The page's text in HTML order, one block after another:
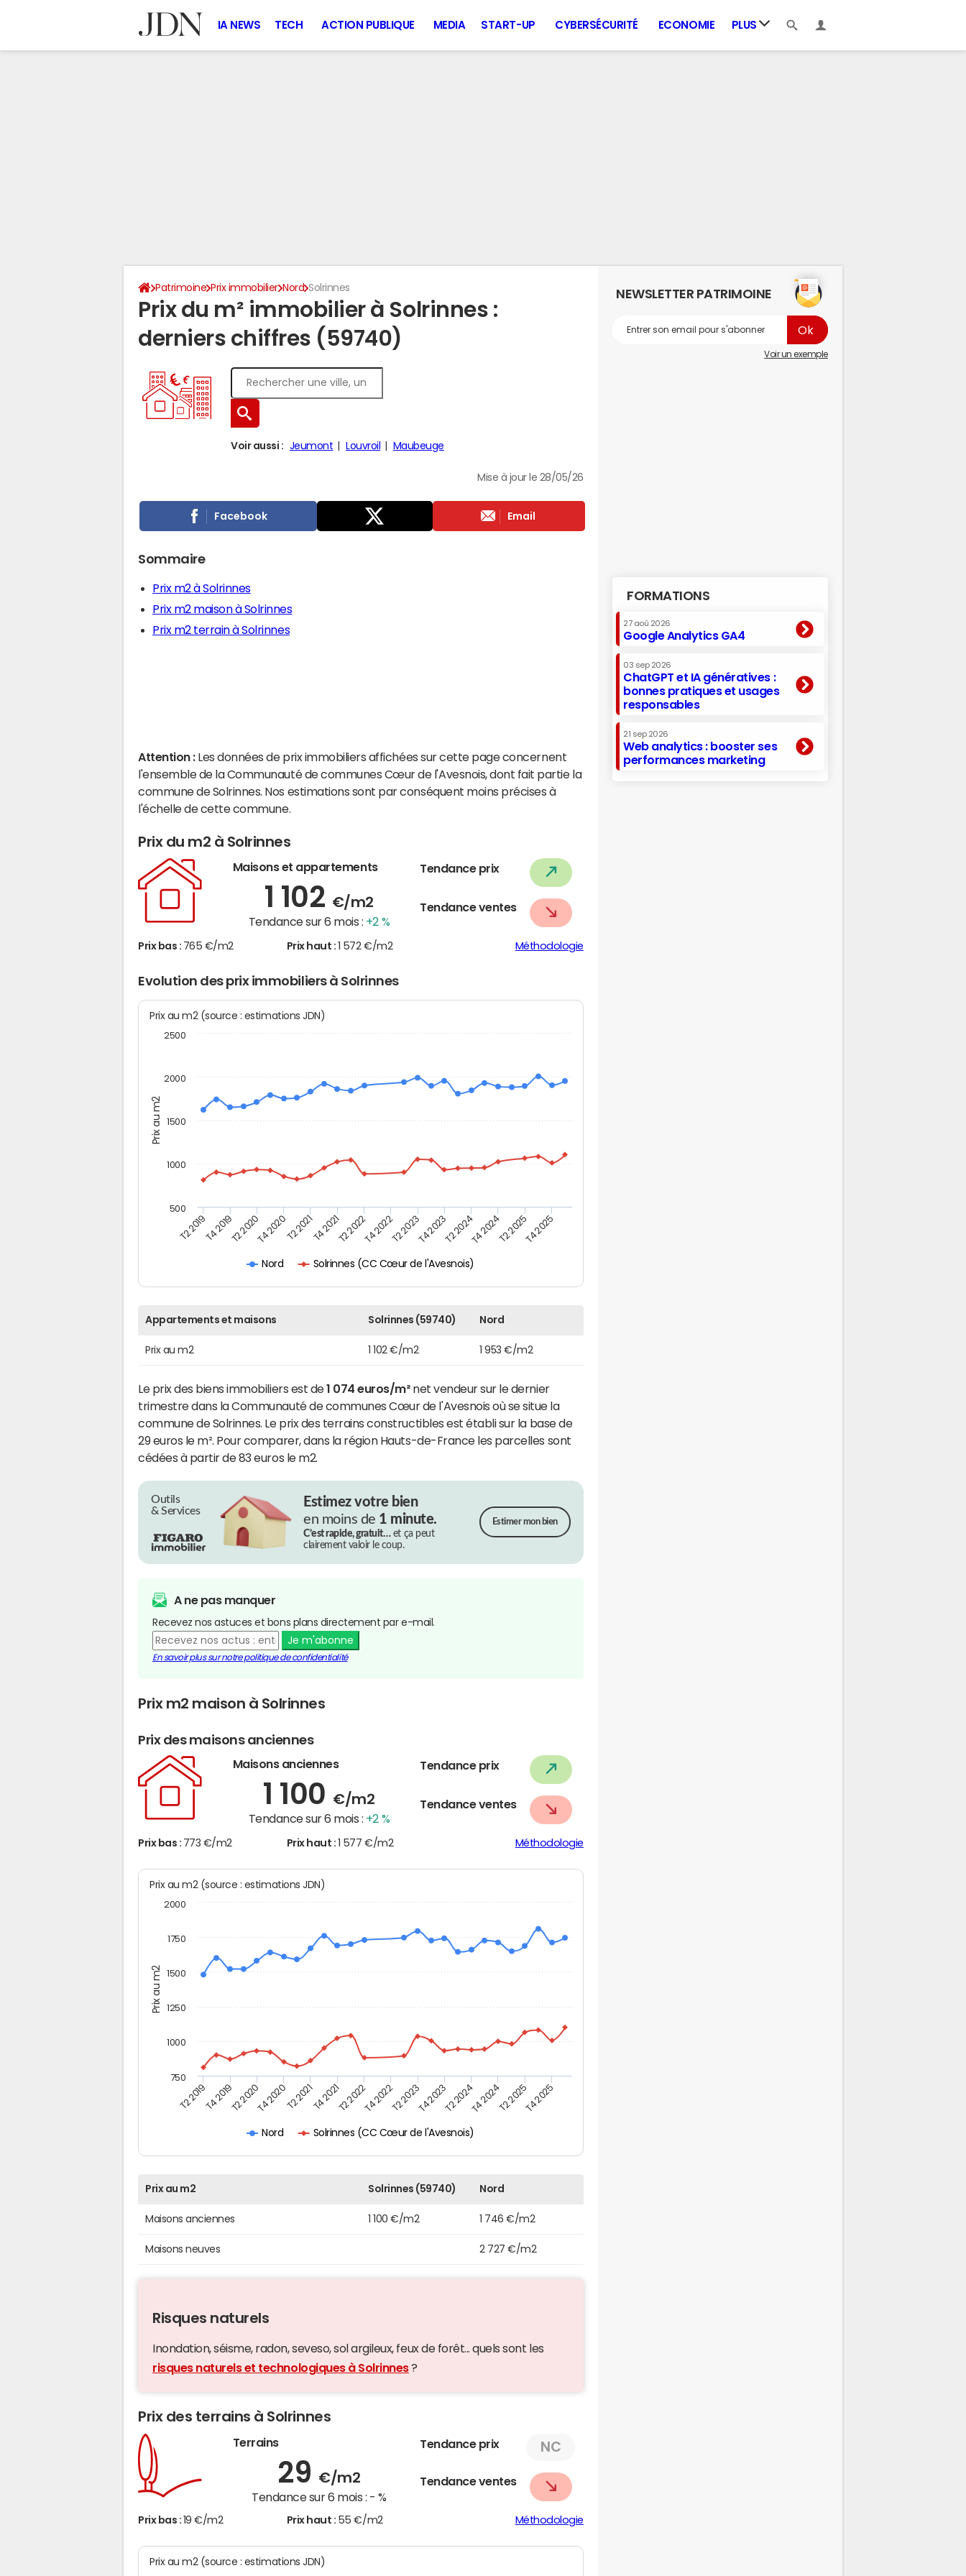
IA NEWS TECH ACTION PUBLIQUE MEDIA START-UP CYBERSÉCURITÉ ECONOMIE PLUS
Patrimoine Prix immobilier Nord Solrinnes
Prix du m² immobilier à Solrinnes :
derniers chiffres (59740)
Voir aussi : Jeumont Louvroil Maubeuge
Mise à jour le 28/05/26
Facebook Email
Sommaire
Prix m2 à Solrinnes
Prix m2 maison à Solrinnes
Prix m2 terrain à Solrinnes
Attention : Les données de prix immobiliers affichées sur cette page concernent
l'ensemble de la Communauté de communes Cœur de l'Avesnois, dont fait partie la
commune de Solrinnes. Nos estimations sont par conséquent moins précises à
l'échelle de cette commune.
Prix du m2 à Solrinnes
Maisons et appartements
1 102 €/m2
Tendance sur 6 mois : +2 %
Tendance prix
Tendance ventes
Prix bas : 765 €/m2 Prix haut : 1 572 €/m2 Méthodologie
Evolution des prix immobiliers à Solrinnes
Prix au m2
Prix au m2 (source : estimations JDN)
Nord Solrinnes (CC Cœur de l'Avesnois)
T2 2019T4 2019T2 2020T4 2020T2 2021T4 2021T2 2022T4 2022T2 2023T4 2023T2 2024T4 2024T2 2025T4 2025
1000
1500
2000
500
2500
Appartements et maisons Solrinnes (59740) Nord
Prix au m2 1 102 €/m2 1 953 €/m2
Le prix des biens immobiliers est de1 074 euros/m²net vendeur sur le dernier
trimestre dans la Communauté de communes Cœur de l'Avesnois où se situe la
commune de Solrinnes. Le prix des terrains constructibles est établi sur la base de
29 euros le m². Pour comparer, dans la région Hauts-de-France les parcelles sont
cédées à partir de 83 euros le m2.
Outils
& Services
Estimez votre bien
en moins de 1 minute.
C’est rapide, gratuit…et ça peut
clairement valoir le coup.
Estimer mon bien
A ne pas manquer
Recevez nos astuces et bons plans directement par e-mail.
Je m'abonne
En savoir plus sur notre politique de confidentialité
Prix m2 maison à Solrinnes
Prix des maisons anciennes
Maisons anciennes
1 100 €/m2
Tendance sur 6 mois : +2 %
Tendance prix
Tendance ventes
Prix bas : 773 €/m2 Prix haut : 1 577 €/m2 Méthodologie
Prix au m2
Prix au m2 (source : estimations JDN)
Nord Solrinnes (CC Cœur de l'Avesnois)
T2 2019T4 2019T2 2020T4 2020T2 2021T4 2021T2 2022T4 2022T2 2023T4 2023T2 2024T4 2024T2 2025T4 2025
750
1000
1250
1500
1750
2000
Prix au m2 Solrinnes (59740) Nord
Maisons anciennes 1 100 €/m2 1 746 €/m2
Maisons neuves 2 727 €/m2
Risques naturels
Inondation, séisme, radon, seveso, sol argileux, feux de forêt... quels sont les
risques naturels et technologiques à Solrinnes?
Prix des terrains à Solrinnes
Terrains
29 €/m2
Tendance sur 6 mois : - %
Tendance prix NC
Tendance ventes
Prix bas : 19 €/m2 Prix haut : 55 €/m2 Méthodologie
Prix au m2 (source : estimations JDN)
NEWSLETTER PATRIMOINE
Voir un exemple
FORMATIONS
27 aoû 2026
Google Analytics GA4
03 sep 2026
ChatGPT et IA génératives :
bonnes pratiques et usages
responsables
21 sep 2026
Web analytics : booster ses
performances marketing